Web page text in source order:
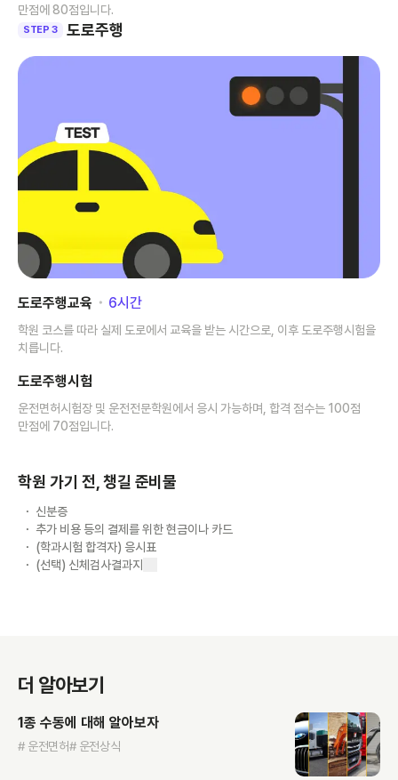
만점에 80점입니다.
STEP 3 도로주행
도로주행교육 ･ 6시간
학원 코스를 따라 실제 도로에서 교육을 받는 시간으로, 이후 도로주행시험을
치릅니다.
도로주행시험
운전면허시험장 및 운전전문학원에서 응시 가능하며, 합격 점수는 100점
만점에 70점입니다.
학원 가기 전, 챙길 준비물
신분증
추가 비용 등의 결제를 위한 현금이나 카드
(학과시험 합격자) 응시표
(선택) 신체검사결과지
더 알아보기
1종 수동에 대해 알아보자
# 운전면허# 운전상식